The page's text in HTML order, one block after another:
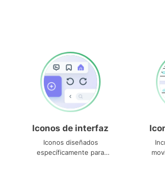
Iconos de interfaz
Iconos diseñados
específicamente para